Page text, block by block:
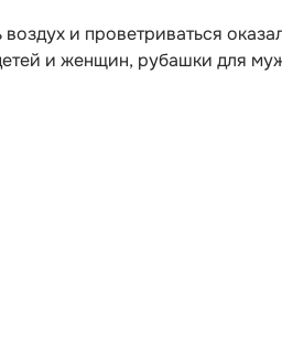
и проветриваться
и женщин, рубашки для